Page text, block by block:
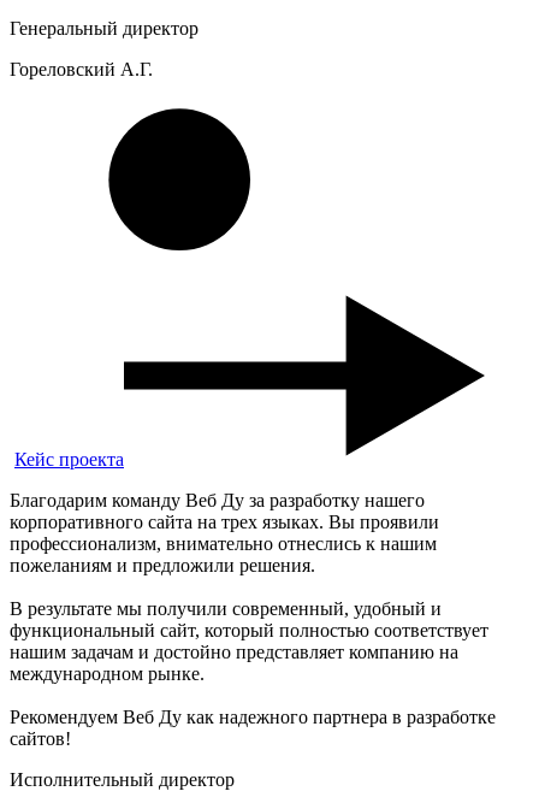
Генеральный директор
Гореловский А.Г.
Кейс проекта
Благодарим команду Веб Ду за разработку нашего
корпоративного сайта на трех языках. Вы проявили
профессионализм, внимательно отнеслись к нашим
пожеланиям и предложили решения.
В результате мы получили современный, удобный и
функциональный сайт, который полностью соответствует
нашим задачам и достойно представляет компанию на
международном рынке.
Рекомендуем Веб Ду как надежного партнера в разработке
сайтов!
Исполнительный директор